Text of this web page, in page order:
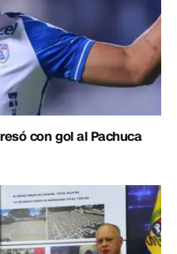
con gol al Pachuca